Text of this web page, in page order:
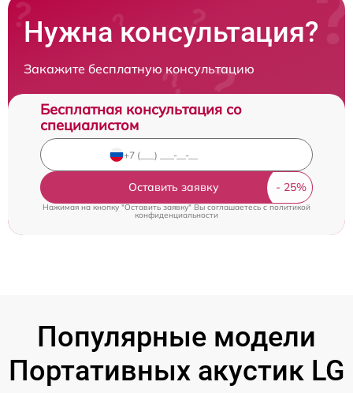
Нужна консультация?
Закажите бесплатную консультацию
Бесплатная консультация со
специалистом
Оставить заявку
Нажимая на кнопку "Оставить заявку" Вы соглашаетесь cполитикой
конфиденциальности
Популярные модели
Портативных акустик LG